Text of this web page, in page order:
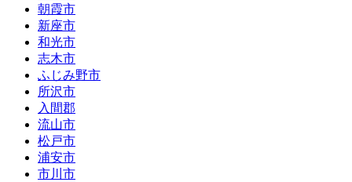
朝霞市
新座市
和光市
志木市
ふじみ野市
所沢市
入間郡
流山市
松戸市
浦安市
市川市